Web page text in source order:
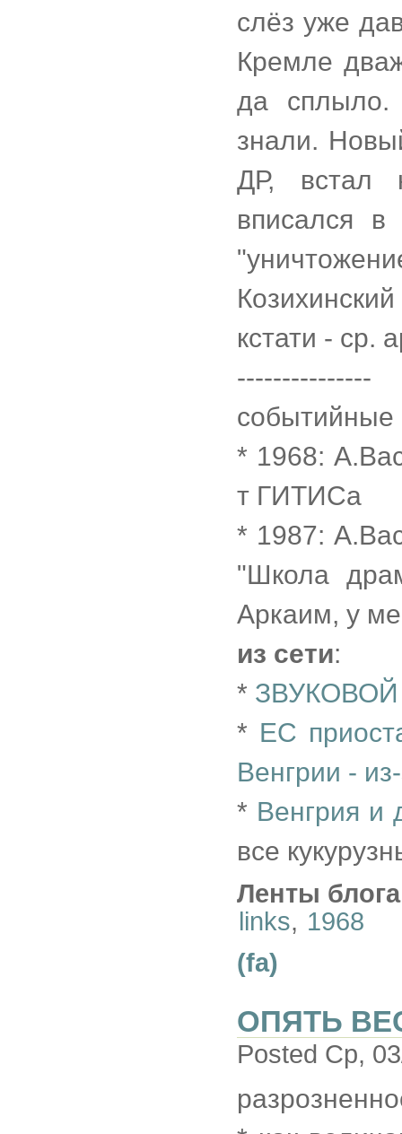
слёз уже
Кремле
да
знали.
ДР, встал
вписался
кстати - ср.
---------------
* 1968:
т ГИТИСа
* 1987:
"Школа
Аркаим, у
из сети:
*
* ЕС
Венгрии -
* Венгрия и
все
Ленты
links, 1968
(fa)
ОПЯТЬ
Posted Ср,